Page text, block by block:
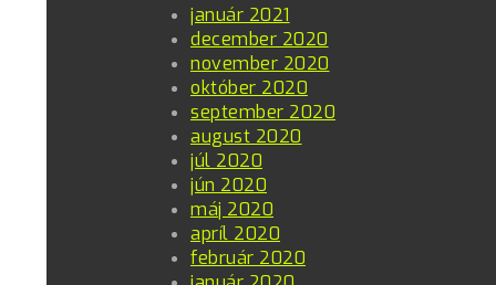
január 2021
december 2020
november 2020
október 2020
september 2020
august 2020
júl 2020
jún 2020
máj 2020
apríl 2020
február 2020